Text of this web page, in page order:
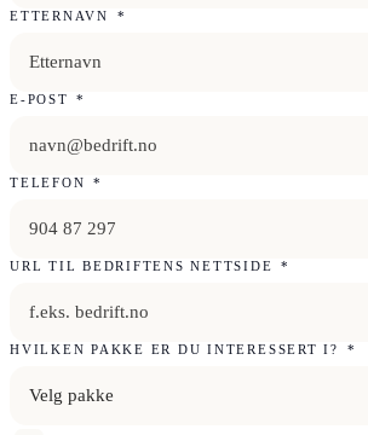
ETTERNAVN *
E-POST *
TELEFON *
URL TIL BEDRIFTENS NETTSIDE *
HVILKEN PAKKE ER DU INTERESSERT I? *
Velg pakke